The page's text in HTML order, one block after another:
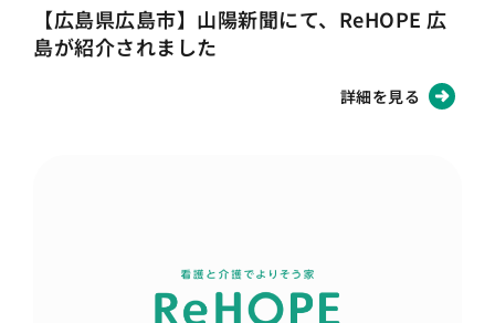
【広島県広島市】山陽新聞にて、ReHOPE 広
島が紹介されました
詳細を見る